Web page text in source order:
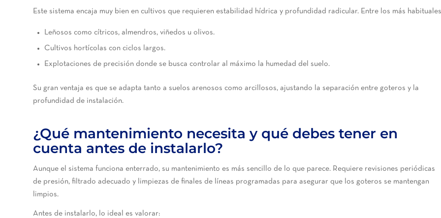
Este sistema encaja muy bien en cultivos que requieren estabilidad hídrica y profundidad radicular. Entre los más
Leñosos como cítricos, almendros, viñedos u olivos.
Cultivos hortícolas con ciclos largos.
Explotaciones de precisión donde se busca controlar al máximo la humedad del suelo.
Su gran ventaja es que se adapta tanto a suelos arenosos como arcillosos, ajustando la separación entre goteros y la
profundidad de instalación.
¿Qué mantenimiento necesita y qué debes tener en
cuenta antes de instalarlo?
Aunque el sistema funciona enterrado, su mantenimiento es más sencillo de lo que parece. Requiere revisiones periódicas
de presión, filtrado adecuado y limpiezas de finales de líneas programadas para asegurar que los goteros se mantengan
limpios.
Antes de instalarlo, lo ideal es valorar: